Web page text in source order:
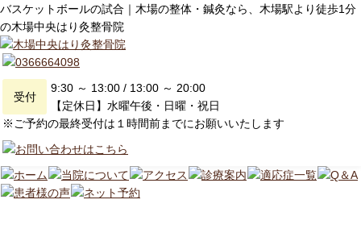
バスケットボールの試合｜木場の整体・鍼灸なら、木場駅より徒歩1分
の木場中央はり灸整骨院
受付
9:30 ～ 13:00 / 13:00 ～ 20:00
【定休日】水曜午後・日曜・祝日
※ご予約の最終受付は１時間前までにお願いいたします